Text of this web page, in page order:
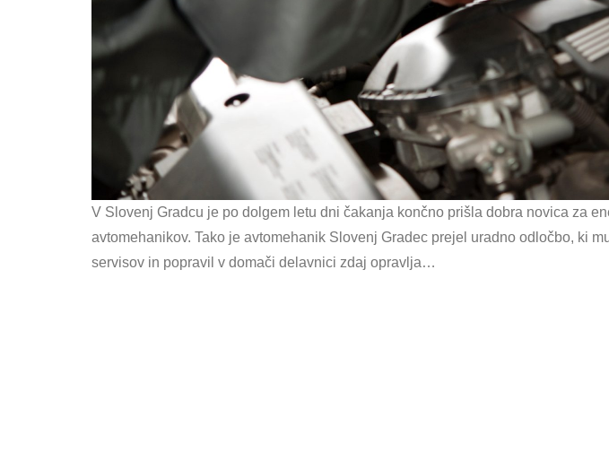
V Slovenj Gradcu je po dolgem letu dni čakanja končno prišla dobra novica za
avtomehanikov. Tako je avtomehanik Slovenj Gradec prejel uradno odločbo, ki
servisov in popravil v domači delavnici zdaj opravlja…